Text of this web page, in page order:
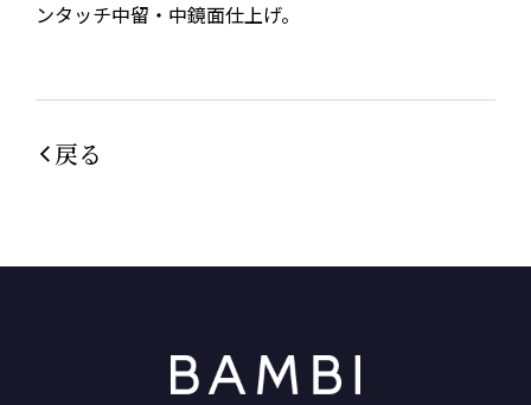
ンタッチ中留・中鏡面仕上げ。
戻る